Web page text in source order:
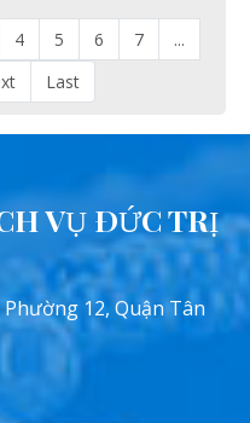
4 5 6 7
...
Last
VỤ ĐỨC TRỊ
12, Quận Tân